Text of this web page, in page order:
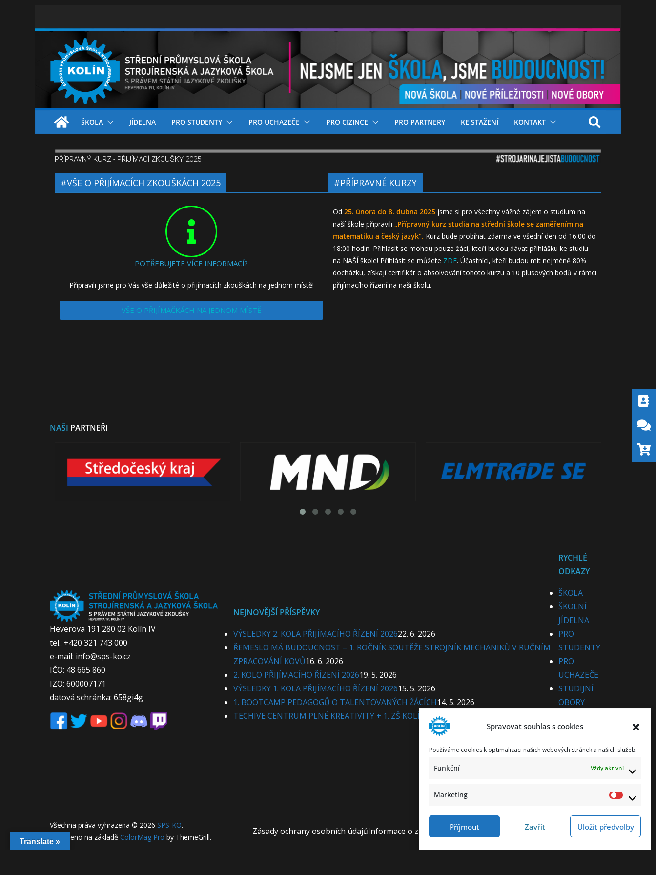
Spravovat souhlas s cookies
Používáme cookies k optimalizaci našich webových stránek a našich služeb.
Funkční Vždy aktivní
Marketing
Příjmout Zavřít Uložit předvolby
ŠKOLA JÍDELNA PRO STUDENTY PRO UCHAZEČE PRO CIZINCE PRO PARTNERY KE STAŽENÍ KONTAKT
PŘÍPRAVNÝ KURZ - PŘIJÍMACÍ ZKOUŠKY 2025
#VŠE O PŘIJÍMACÍCH ZKOUŠKÁCH 2025
POTŘEBUJETE VÍCE INFORMACÍ?
Připravili jsme pro Vás vše důležité o přijímacích zkouškách na jednom místě!
VŠE O PŘIJÍMAČKÁCH NA JEDNOM MÍSTĚ
#PŘÍPRAVNÉ KURZY
Od 25. února do 8. dubna 2025 jsme si pro všechny vážné zájem o studium na
naší škole připravili „Přípravný kurz studia na střední škole se zaměřením na
matematiku a český jazyk“. Kurz bude probíhat zdarma ve všední den od 16:00 do
18:00 hodin. Přihlásit se mohou pouze žáci, kteří budou dávat přihlášku ke studiu
na NAŠÍ škole! Přihlásit se můžete ZDE. Účastníci, kteří budou mít nejméně 80%
docházku, získají certifikát o absolvování tohoto kurzu a 10 plusových bodů v rámci
přijímacího řízení na naši školu.
NAŠI PARTNEŘI
Heverova 191 280 02 Kolín IV
tel.: +420 321 743 000
e-mail: info@sps-ko.cz
IČO: 48 665 860
IZO: 600007171
datová schránka: 658gi4g
NEJNOVĚJŠÍ PŘÍSPĚVKY
VÝSLEDKY 2. KOLA PŘIJÍMACÍHO ŘÍZENÍ 202622. 6. 2026
ŘEMESLO MÁ BUDOUCNOST – 1. ROČNÍK SOUTĚŽE STROJNÍK MECHANIKŮ V RUČNÍM
ZPRACOVÁNÍ KOVŮ16. 6. 2026
2. KOLO PŘIJÍMACÍHO ŘÍZENÍ 202619. 5. 2026
VÝSLEDKY 1. KOLA PŘIJÍMACÍHO ŘÍZENÍ 202615. 5. 2026
1. BOOTCAMP PEDAGOGŮ O TALENTOVANÝCH ŽÁCÍCH14. 5. 2026
TECHIVE CENTRUM PLNÉ KREATIVITY + 1. ZŠ KOLÍN
13. 5. 2026
RYCHLÉ
ODKAZY
ŠKOLA
ŠKOLNÍ
JÍDELNA
PRO
STUDENTY
PRO
UCHAZEČE
STUDIJNÍ
OBORY
PRO
KE STAŽENÍ
KONTAKT
Zásady ochrany osobních údajůInformace o zpracování osobních údajů Prohlášení o přístupnosti
Všechna práva vyhrazena © 2026 SPS-KO.
Vytvořeno na základě ColorMag Pro by ThemeGrill.
Translate »